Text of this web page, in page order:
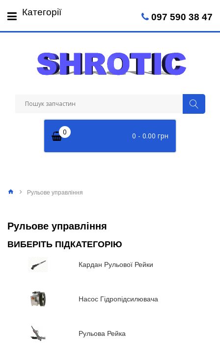
Сб: 09:00 - 14:00
0 - 0.00 грн
0
097 590 38 47
Категорії
Рульове управління
Рульове управління
ВИБЕРІТЬ ПІДКАТЕГОРІЮ
Кардан Рульової Рейки
Насос Гідропідсилювача
Рульова Рейка